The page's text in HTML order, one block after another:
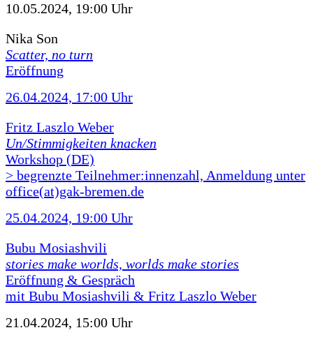
10.05.2024, 19:00 Uhr
Nika Son
Scatter, no turn
Eröffnung
26.04.2024, 17:00 Uhr
Fritz Laszlo Weber
Un/Stimmigkeiten knacken
Workshop (DE)
> begrenzte Teilnehmer:innenzahl, Anmeldung unter
office(at)gak-bremen.de
25.04.2024, 19:00 Uhr
Bubu Mosiashvili
stories make worlds, worlds make stories
Eröffnung & Gespräch
mit Bubu Mosiashvili & Fritz Laszlo Weber
21.04.2024, 15:00 Uhr